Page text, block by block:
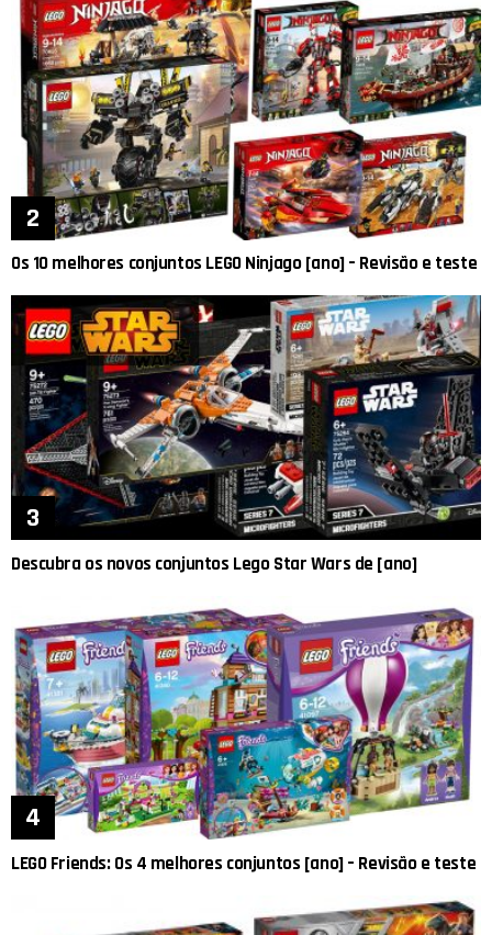
Os 10 melhores conjuntos LEGO Ninjago [ano] – Revisão e teste
Descubra os novos conjuntos Lego Star Wars de [ano]
LEGO Friends: Os 4 melhores conjuntos [ano] – Revisão e teste